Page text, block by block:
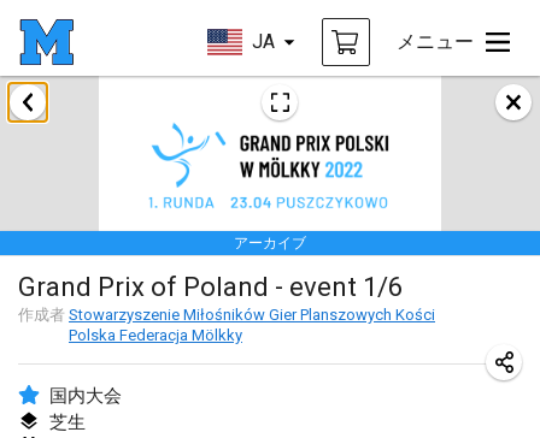
JA メニュー
アーカイブ
Grand Prix of Poland - event 1/6
作成者 Stowarzyszenie Miłośników Gier Planszowych Kości
Polska Federacja Mölkky
国内大会
芝生
2022年1月
Tournoi Mixte ASPTTOM
2022年1月22日|フランス
KKS Halli Duppeli
2022年1月22日|フィンランド
Mölkky Tournament - Doubles
2022年1月22日|日本
Suomelan Mölkky-open